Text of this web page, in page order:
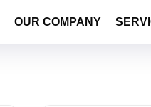
OUR COMPANY